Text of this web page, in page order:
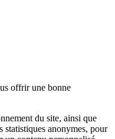
offrir une bonne
du site, ainsi que
statistiques anonymes, pour